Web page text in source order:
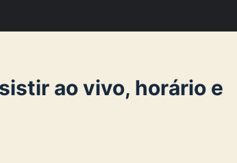
ao vivo, horário e